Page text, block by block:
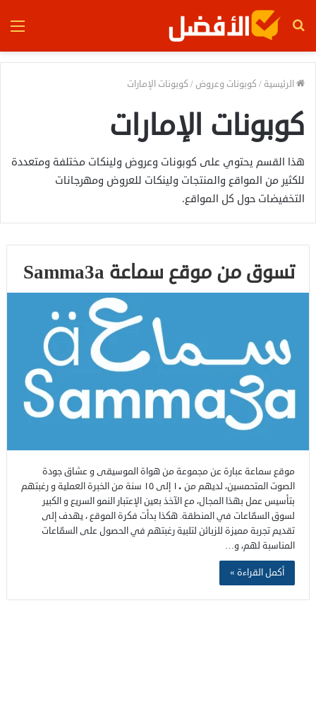
بحث
الرئيسية / كوبونات وعروض / كوبونات الإمارات
كوبونات الإمارات
هذا القسم يحتوي على كوبونات وعروض ولينكات مختلفة ومتعددة
للكثير من المواقع والمنتجات ولينكات للعروض ومهرجانات
التخفيضات حول كل المواقع.
تسوق من موقع سماعة Samma3a
موقع سماعة عبارة عن مجموعة من هواة الموسيقى و عشاق جودة
الصوت المتحمسين، لديهم من ١٠ إلى ١٥ سنة من الخبرة العملية و رغبتهم
بتأسيس عمل بهذا المجال، مع الآخذ بعين الإعتبار النمو السريع و الكبير
لسوق السمّاعات في المنطقة. هكذا بدأت فكرة الموقع ، يهدف إلى
تقديم تجربة مميزة للزبائن لتلبية رغبتهم في الحصول على السمّاعات
المناسبة لهم، و…
أكمل القراءة »